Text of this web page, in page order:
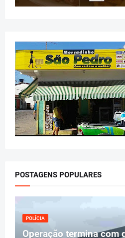
POSTAGENS POPULARES
POLÍCIA
Operação termina com